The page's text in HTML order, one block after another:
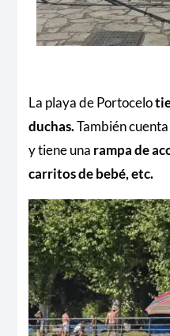
La playa de Portocelo
duchas.También
y tiene una rampa de
carritos de bebé, etc.